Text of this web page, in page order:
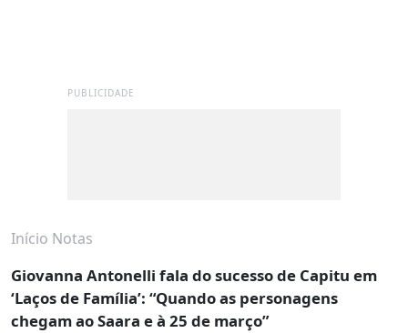
PUBLICIDADE
Início Notas
Giovanna Antonelli fala do sucesso de Capitu em
‘Laços de Família’: “Quando as personagens
chegam ao Saara e à 25 de março”